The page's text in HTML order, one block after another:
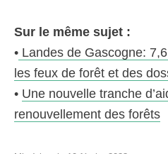
Sur le même sujet :
• Landes de Gascogne:
les feux de forêt et des
• Une nouvelle tranche
renouvellement des forêts